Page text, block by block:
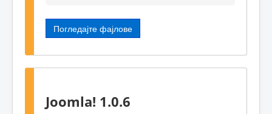
Погледајте фајлове
Joomla! 1.0.6